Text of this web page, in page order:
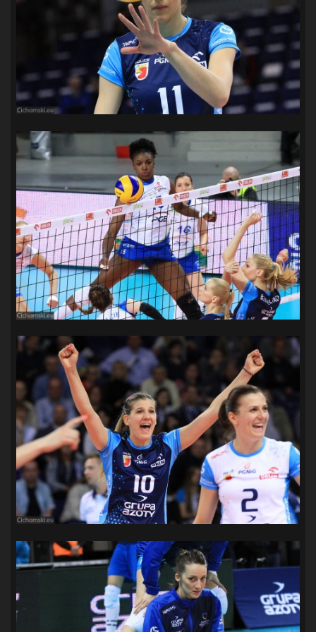
SANDRA SPA POGOŃ SZCZECIN(100) SIEDLECKA
SPARING(110) SPR POGOŃ SZCZECIN (72)
SPÓJNIA STARGARD (35) STOCZNIA SZCZECIN(40)
SUPERLIGA KOBIET (58) SUPERLIGA MĘŻCZYZN (92)
TAURON LIGA KOBIET (106) TENIS(26) TREFL SOPOT(26)
WYGRANA ZAGŁĘBIE LUBIN(36) ŚLĄSK WROCŁAW(29)
ŚWIT SKOLWIN(111)
STAT4U